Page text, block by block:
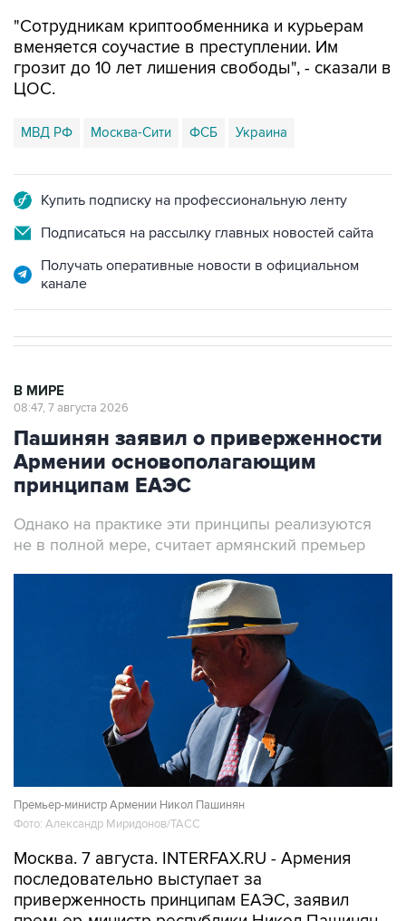
"Сотрудникам криптообменника и курьерам
вменяется соучастие в преступлении. Им
грозит до 10 лет лишения свободы", - сказали в
ЦОС.
МВД РФ Москва-Сити ФСБ Украина
Купить подписку на профессиональную ленту
Подписаться на рассылку главных новостей сайта
Получать оперативные новости в официальном
канале
В МИРЕ
08:47, 7 августа 2026
Пашинян заявил о приверженности
Армении основополагающим
принципам ЕАЭС
Однако на практике эти принципы реализуются
не в полной мере, считает армянский премьер
Премьер-министр Армении Никол Пашинян
Фото: Александр Миридонов/ТАСС
Москва. 7 августа. INTERFAX.RU - Армения
последовательно выступает за
приверженность принципам ЕАЭС, заявил